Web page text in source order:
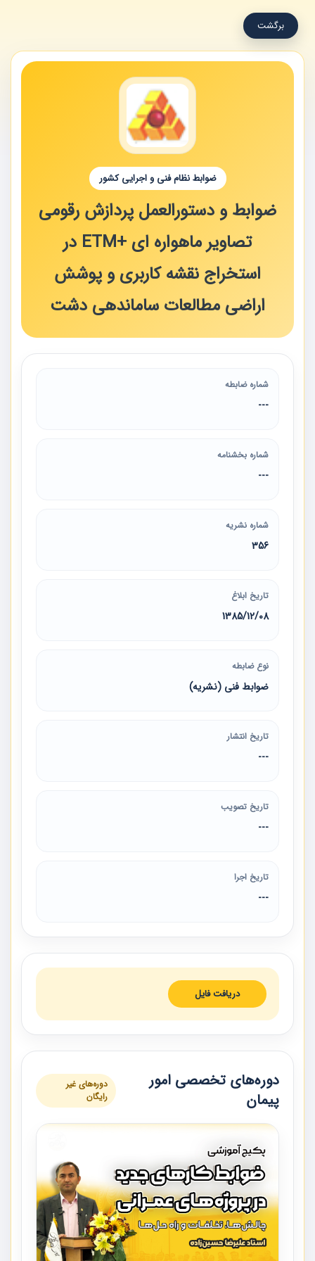
برگشت
ضوابط نظام فنی و اجرایی کشور
ضوابط و دستورالعمل پردازش رقومی
تصاویر ماهواره ای +ETM در
استخراج نقشه کاربری و پوشش
اراضی مطالعات ساماندهی دشت
شماره ضابطه
---
شماره بخشنامه
---
شماره نشریه
356
تاریخ ابلاغ
1385/12/08
نوع ضابطه
ضوابط فنی (نشریه)
تاریخ انتشار
---
تاریخ تصویب
---
تاریخ اجرا
---
دریافت فایل
دوره‌های تخصصی امور
پیمان
دوره‌های غیر
رایگان